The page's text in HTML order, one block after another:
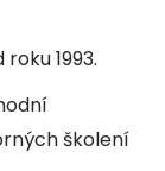
1993.
školení